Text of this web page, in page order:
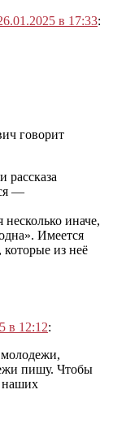
в 17:33:
говорит
рассказа
—
иначе,
Имеется
из неё
в 12:12:
пишу. Чтобы